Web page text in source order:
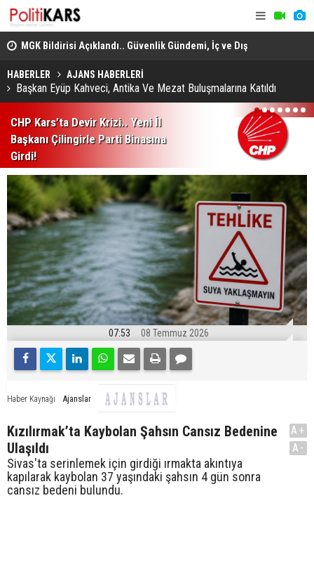
MGK Bildirisi Açıklandı.. Güvenlik Gündemi, İç ve Dış
Politika Başlıkları Değerlendirildi!
Domuz Sanıp Ateş Etti, Babasının Ölümüne Neden Oldu
HABERLER AJANS HABERLERİ
Başkan Eyüp Kahveci, Antika Ve Mezat Buluşmalarına Katıldı
CHP Kars’ta Devir Krizi.. Yeni İl
Başkanı Çilingirle Parti Binasına
Girdi!
1 2 3 4 5 6 7
07:53 08 Temmuz 2026
Haber Kaynağı Ajanslar
Kızılırmak’ta Kaybolan Şahsın Cansız Bedenine
Ulaşıldı
Sivas'ta serinlemek için girdiği ırmakta akıntıya
kapılarak kaybolan 37 yaşındaki şahsın 4 gün sonra
cansız bedeni bulundu.
A+
A-